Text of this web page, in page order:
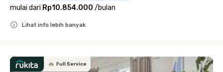
mulai dari Rp10.854.000 /bulan
Lihat info lebih banyak
Full Service